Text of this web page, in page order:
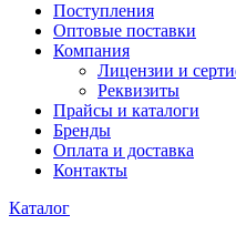
Поступления
Оптовые поставки
Компания
Лицензии и
Реквизиты
Прайсы и каталоги
Бренды
Оплата и доставка
Контакты
Каталог